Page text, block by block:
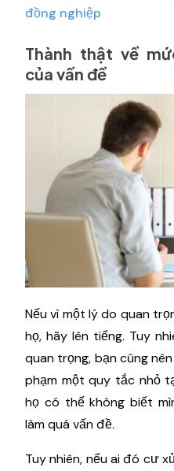
đồng nghiệp
Thành thật về
của vấn đề
Nếu vì một lý do quan
họ, hãy lên tiếng. Tuy
quan trọng, bạn cũng
phạm một quy tắc nhỏ
họ có thể không biết
làm quá vấn đề.
Tuy nhiên, nếu ai đó cư